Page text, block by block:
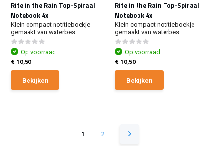
Rite in the Rain Top-Spiraal
Notebook 4x
Klein compact notitieboekje
gemaakt van waterbes...
Op voorraad
€ 10,50
Bekijken
Rite in the Rain Top-Spiraal
Notebook 4x
Klein compact notitieboekje
gemaakt van waterbes...
Op voorraad
€ 10,50
Bekijken
1 2